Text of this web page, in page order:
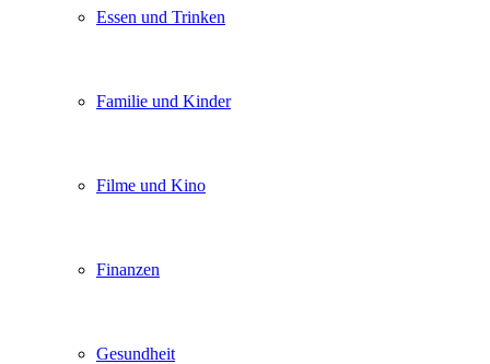
Essen und Trinken
Familie und Kinder
Filme und Kino
Finanzen
Gesundheit